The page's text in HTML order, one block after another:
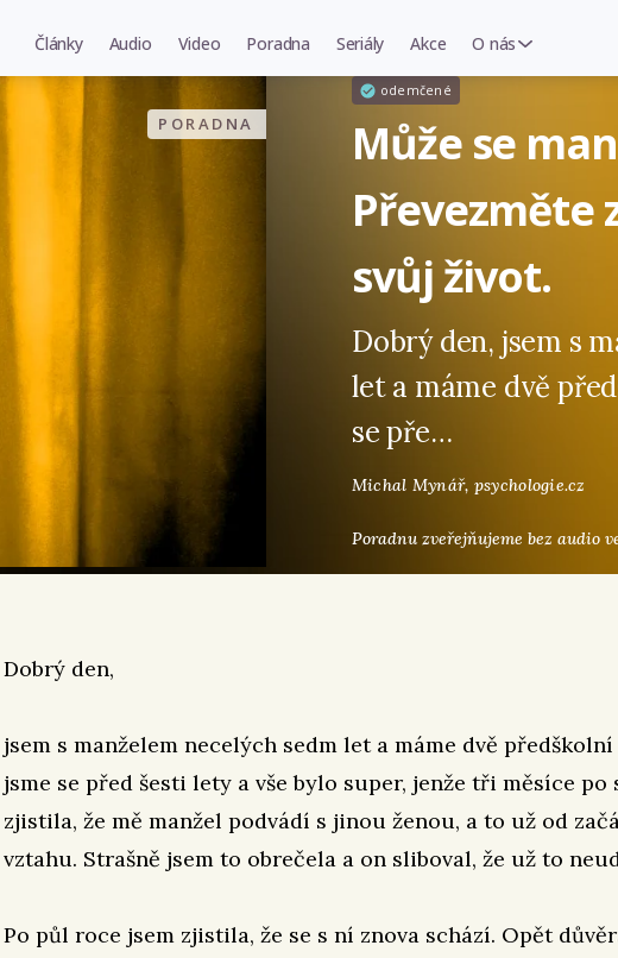
Články Audio Video Poradna Seriály Akce O nás
PORADNA
odemčené
Může se
Převezměte
svůj život.
Dobrý den, jsem s
let a máme dvě
se pře…
Michal Mynář, psychologie.cz
Poradnu zveřejňujeme bez audio
Dobrý den,
jsem s manželem necelých sedm let a máme dvě
jsme se před šesti lety a vše bylo super, jenže tři měsíce po
zjistila, že mě manžel podvádí s jinou ženou, a to už od
vztahu. Strašně jsem to obrečela a on sliboval, že už to
Po půl roce jsem zjistila, že se s ní znova schází. Opět